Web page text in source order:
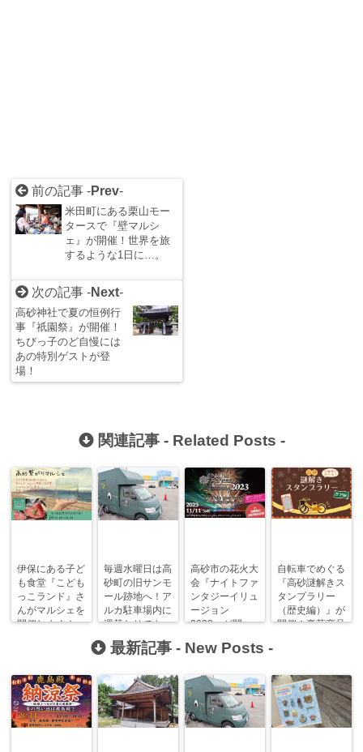
前の記事 -Prev-
米田町にある栗山モー
タースで『壁マルシ
ェ』が開催！世界を旅
するような1日に…。
次の記事 -Next-
高砂神社で夏の恒例行
事『祇園祭』が開催！
ちびっ子のど自慢には
あの特別ゲストが登
場！
関連記事 - Related Posts -
伊保にある子ど
も食堂『こども
っこランド』さ
んがマルシェを
開催します！
毎週水曜日は高
砂町の旧サンモ
ール跡地へ！ア
ルカ駐車場内に
週替わりでキッ
チンカー！
高砂市の花火大
会『ナイトファ
ンタジーイリュ
ージョン
2023』が開
した】
自転車でめぐる
『高砂謎解きス
タンプラリー
（歴史編）』が
開催！豪華商品
最新記事 - New Posts -